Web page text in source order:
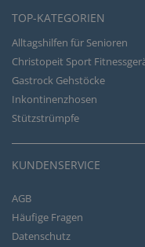
TOP-KATEGORIEN
Alltagshilfen für Senioren
Christopeit Sport
Gastrock Gehstöcke
Inkontinenzhosen
Stützstrümpfe
KUNDENSERVICE
AGB
Häufige Fragen
Datenschutz